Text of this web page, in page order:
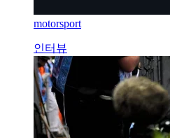
motorsport
인터뷰